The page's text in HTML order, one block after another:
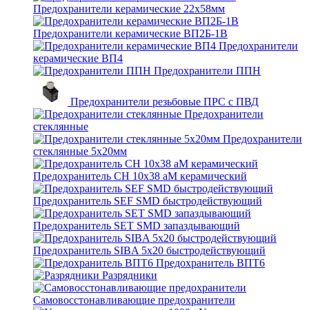
Предохранители керамические 22х58мм
Предохранители керамические ВП2Б-1В
Предохранители
керамические ВП4
Предохранители ППН
Предохранители резьбовые ПРС с ПВД
Предохранители
стеклянные
Предохранители
стеклянные 5х20мм
Предохранитель CH 10x38 aM керамический
Предохранитель SEF SMD быстродействующий
Предохранитель SET SMD запаздывающий
Предохранитель SIBA 5x20 быстродействующий
Предохранитель ВПТ6
Разрядники
Самовосстонавливающие предохранители